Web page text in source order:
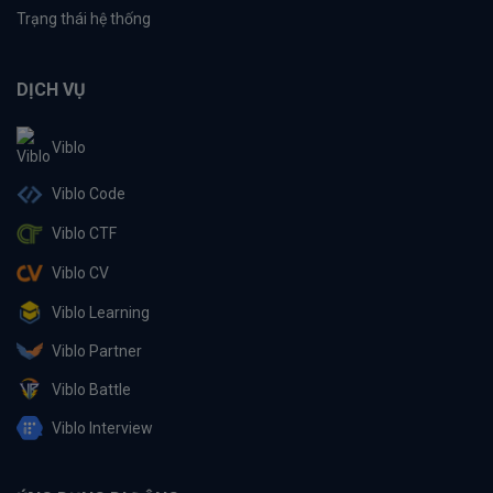
Trạng thái hệ thống
DỊCH VỤ
Viblo
Viblo Code
Viblo CTF
Viblo CV
Viblo Learning
Viblo Partner
Viblo Battle
Viblo Interview